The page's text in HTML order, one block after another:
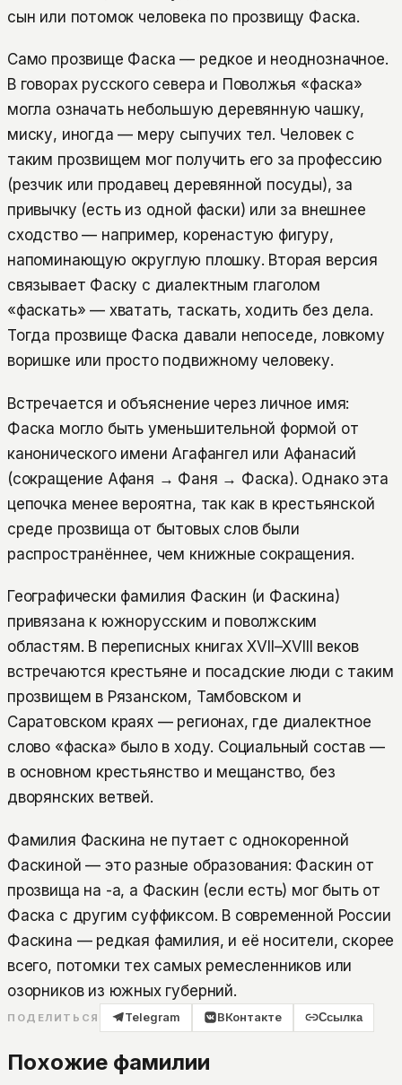
сын или потомок человека по прозвищу Фаска.
Само прозвище Фаска — редкое и неоднозначное.
В говорах русского севера и Поволжья «фаска»
могла означать небольшую деревянную чашку,
миску, иногда — меру сыпучих тел. Человек с
таким прозвищем мог получить его за профессию
(резчик или продавец деревянной посуды), за
привычку (есть из одной фаски) или за внешнее
сходство — например, коренастую фигуру,
напоминающую округлую плошку. Вторая версия
связывает Фаску с диалектным глаголом
«фаскать» — хватать, таскать, ходить без дела.
Тогда прозвище Фаска давали непоседе, ловкому
воришке или просто подвижному человеку.
Встречается и объяснение через личное имя:
Фаска могло быть уменьшительной формой от
канонического имени Агафангел или Афанасий
(сокращение Афаня → Фаня → Фаска). Однако эта
цепочка менее вероятна, так как в крестьянской
среде прозвища от бытовых слов были
распространённее, чем книжные сокращения.
Географически фамилия Фаскин (и Фаскина)
привязана к южнорусским и поволжским
областям. В переписных книгах XVII–XVIII веков
встречаются крестьяне и посадские люди с таким
прозвищем в Рязанском, Тамбовском и
Саратовском краях — регионах, где диалектное
слово «фаска» было в ходу. Социальный состав —
в основном крестьянство и мещанство, без
дворянских ветвей.
Фамилия Фаскина не путает с однокоренной
Фаскиной — это разные образования: Фаскин от
прозвища на -а, а Фаскин (если есть) мог быть от
Фаска с другим суффиксом. В современной России
Фаскина — редкая фамилия, и её носители, скорее
всего, потомки тех самых ремесленников или
озорников из южных губерний.
ПОДЕЛИТЬСЯ Telegram ВКонтакте Ссылка
Похожие фамилии